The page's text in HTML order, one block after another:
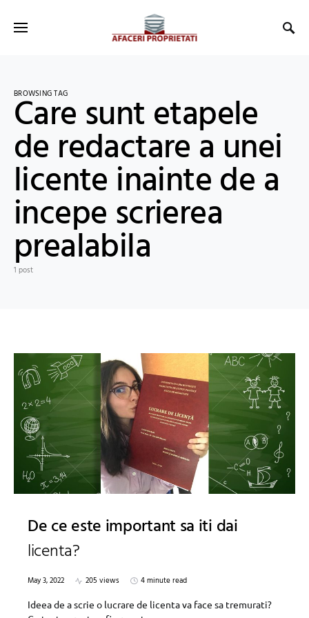
BROWSING TAG
Care sunt etapele
de redactare a unei
licente inainte de a
incepe scrierea
prealabila
1 post
De ce este important sa iti dai
licenta?
May 3, 2022 205 views
4 minute read
Ideea de a scrie o lucrare de licenta va face sa tremurati?